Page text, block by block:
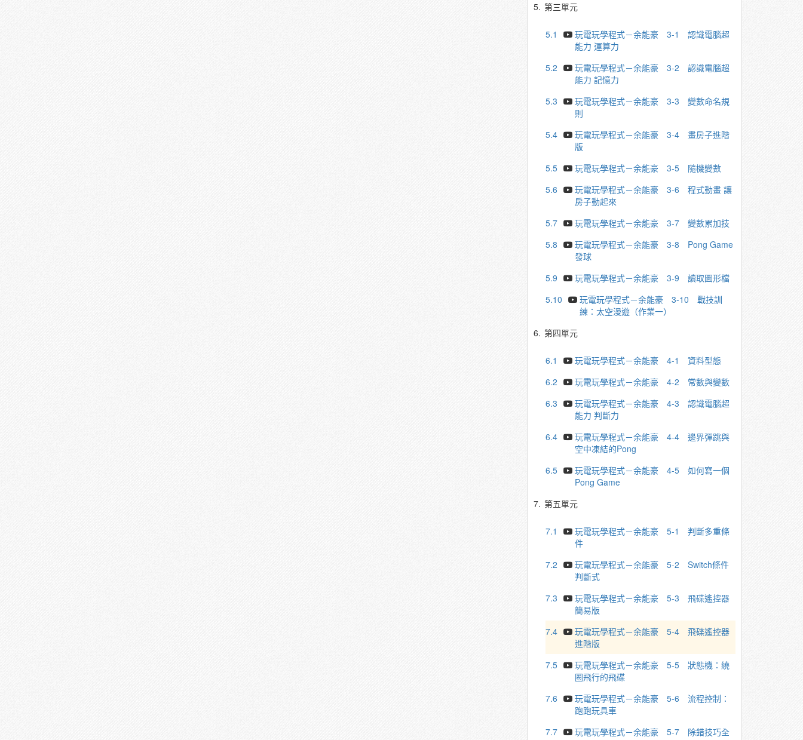
5. 第三單元
5.1
玩電玩學程式－余能豪 3-1 認識電腦超
能力 運算力
5.2
玩電玩學程式－余能豪 3-2 認識電腦超
能力 記憶力
5.3
玩電玩學程式－余能豪 3-3 變數命名規
則
5.4
玩電玩學程式－余能豪 3-4 畫房子進階
版
5.5
玩電玩學程式－余能豪 3-5 隨機變數
5.6
玩電玩學程式－余能豪 3-6 程式動畫 讓
房子動起來
5.7
玩電玩學程式－余能豪 3-7 變數累加技
5.8
玩電玩學程式－余能豪 3-8 Pong Game
發球
5.9
玩電玩學程式－余能豪 3-9 讀取圖形檔
5.10
玩電玩學程式－余能豪 3-10 戰技訓
練：太空漫遊（作業一）
6. 第四單元
6.1
玩電玩學程式－余能豪 4-1 資料型態
6.2
玩電玩學程式－余能豪 4-2 常數與變數
6.3
玩電玩學程式－余能豪 4-3 認識電腦超
能力 判斷力
6.4
玩電玩學程式－余能豪 4-4 邊界彈跳與
空中凍結的Pong
6.5
玩電玩學程式－余能豪 4-5 如何寫一個
Pong Game
7. 第五單元
7.1
玩電玩學程式－余能豪 5-1 判斷多重條
件
7.2
玩電玩學程式－余能豪 5-2 Switch條件
判斷式
7.3
玩電玩學程式－余能豪 5-3 飛碟遙控器
簡易版
7.4
玩電玩學程式－余能豪 5-4 飛碟遙控器
進階版
7.5
玩電玩學程式－余能豪 5-5 狀態機：繞
圈飛行的飛碟
7.6
玩電玩學程式－余能豪 5-6 流程控制：
跑跑玩具車
7.7
玩電玩學程式－余能豪 5-7 除錯技巧全